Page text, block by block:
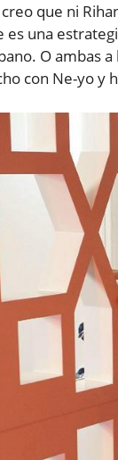
que ni
es una
O ambas
con Ne-yo y